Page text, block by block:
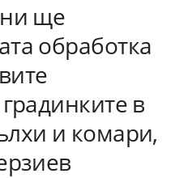
ще
обработка
в
и комари,